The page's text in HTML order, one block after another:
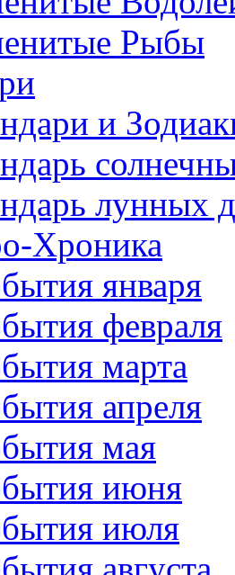
Рыбы
и
лунных
Хроника
января
февраля
марта
апреля
мая
июня
июля